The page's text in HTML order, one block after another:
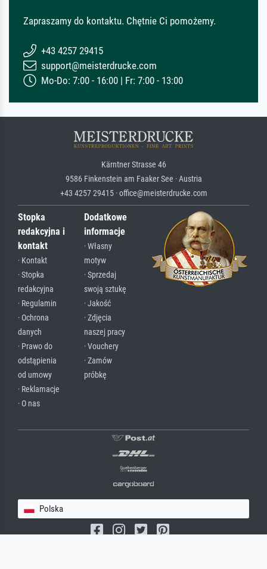
Zapraszamy do kontaktu. Chętnie Ci pomożemy.
+43 4257 29415
support@meisterdrucke.com
Mo-Do: 7:00 - 16:00 | Fr: 7:00 - 13:00
Kärntner Strasse 46
9586 Finkenstein am Faaker See · Austria
+43 4257 29415 · office@meisterdrucke.com
Stopka
redakcyjna i
kontakt
· Kontakt
· Stopka
redakcyjna
· Regulamin
· Ochrona
danych
· Prawo do
odstąpienia
od umowy
· Reklamacje
· O nas
Dodatkowe
informacje
· Własny
motyw
· Sprzedaj
swoją sztukę
· Jakość
· Zdjęcia
naszej pracy
· Vouchery
· Zamów
próbkę
Polska